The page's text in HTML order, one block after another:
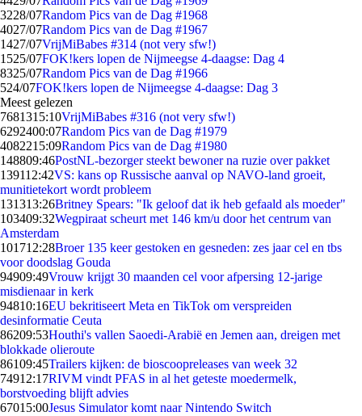
3228/07Random Pics van de Dag #1968
4027/07Random Pics van de Dag #1967
1427/07VrijMiBabes #314 (not very sfw!)
1525/07FOK!kers lopen de Nijmeegse 4-daagse: Dag 4
8325/07Random Pics van de Dag #1966
524/07FOK!kers lopen de Nijmeegse 4-daagse: Dag 3
Meest gelezen
7681315:10VrijMiBabes #316 (not very sfw!)
6292400:07Random Pics van de Dag #1979
4082215:09Random Pics van de Dag #1980
148809:46PostNL-bezorger steekt bewoner na ruzie over pakket
139112:42VS: kans op Russische aanval op NAVO-land groeit,
munitietekort wordt probleem
131313:26Britney Spears: "Ik geloof dat ik heb gefaald als moeder"
103409:32Wegpiraat scheurt met 146 km/u door het centrum van
Amsterdam
101712:28Broer 135 keer gestoken en gesneden: zes jaar cel en tbs
voor doodslag Gouda
94909:49Vrouw krijgt 30 maanden cel voor afpersing 12-jarige
misdienaar in kerk
94810:16EU bekritiseert Meta en TikTok om verspreiden
desinformatie Ceuta
86209:53Houthi's vallen Saoedi-Arabië en Jemen aan, dreigen met
blokkade olieroute
86109:45Trailers kijken: de bioscoopreleases van week 32
74912:17RIVM vindt PFAS in al het geteste moedermelk,
borstvoeding blijft advies
67015:00Jesus Simulator komt naar Nintendo Switch